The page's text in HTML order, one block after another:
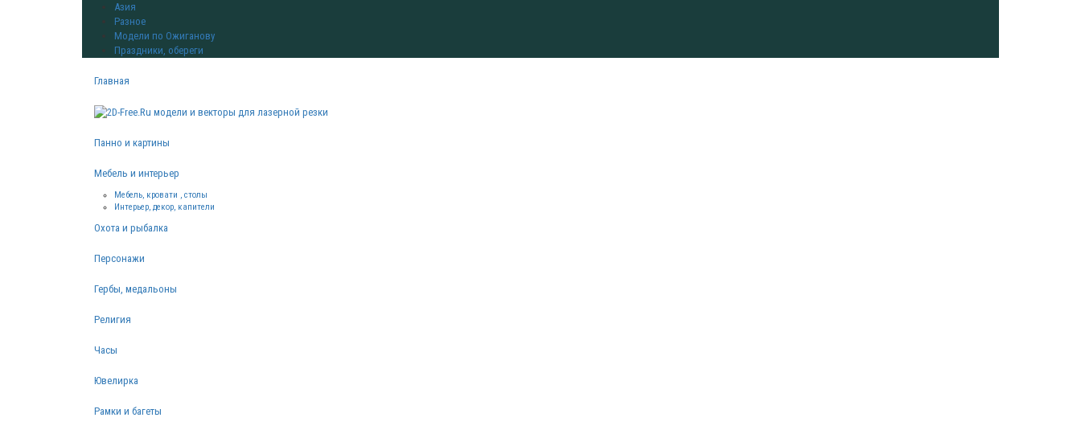
Азия
Разное
Модели по Ожиганову
Праздники, обереги
Главная
Панно и картины
Мебель и интерьер
Мебель, кровати , столы
Интерьер, декор, капители
Охота и рыбалка
Персонажи
Гербы, медальоны
Религия
Часы
Ювелирка
Рамки и багеты